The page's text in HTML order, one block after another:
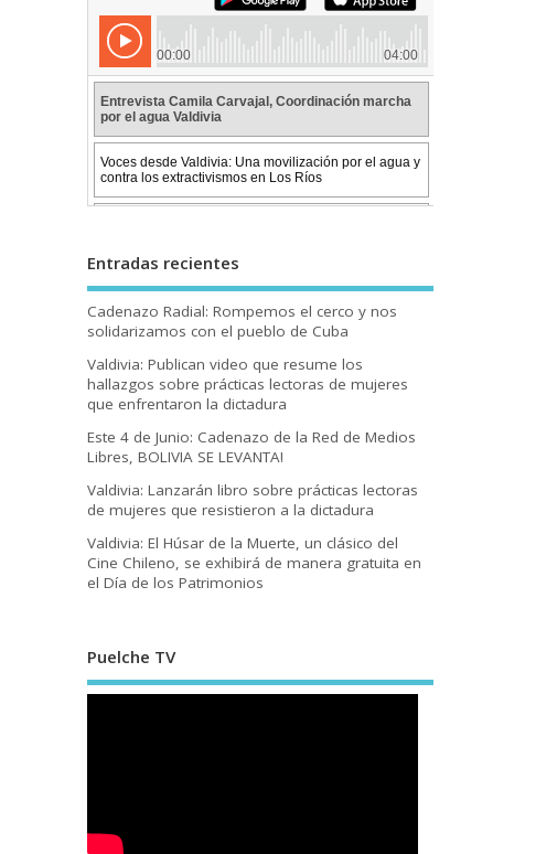
Entradas recientes
Cadenazo Radial: Rompemos el cerco y nos
solidarizamos con el pueblo de Cuba
Valdivia: Publican video que resume los
hallazgos sobre prácticas lectoras de mujeres
que enfrentaron la dictadura
Este 4 de Junio: Cadenazo de la Red de Medios
Libres, BOLIVIA SE LEVANTA!
Valdivia: Lanzarán libro sobre prácticas lectoras
de mujeres que resistieron a la dictadura
Valdivia: El Húsar de la Muerte, un clásico del
Cine Chileno, se exhibirá de manera gratuita en
el Día de los Patrimonios
Puelche TV